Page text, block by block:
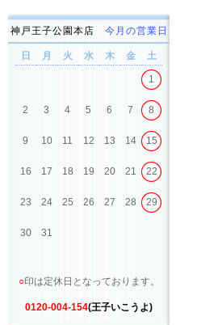
神戸王子公園本店 今月の営業日
日 月 火 水 木 金 土
1
2 3 4 5 6 7 8
9 10 11 12 13 14 15
16 17 18 19 20 21 22
23 24 25 26 27 28 29
30 31
○印は定休日となっております。
0120-004-154(王子いこうよ)